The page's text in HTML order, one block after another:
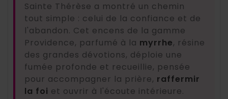
Sainte Thérèse a montré un chemin
tout simple : celui de la confiance et de
l'abandon. Cet encens de la gamme
Providence, parfumé à la myrrhe, résine
des grandes dévotions, déploie une
fumée profonde et recueillie, pensée
pour accompagner la prière, raffermir
la foi et ouvrir à l'écoute intérieure.